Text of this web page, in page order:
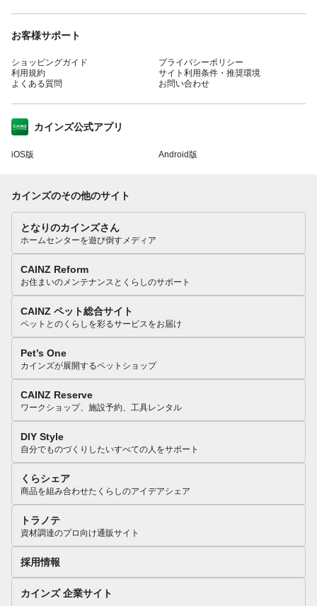
お客様サポート
ショッピングガイド
利用規約
よくある質問
プライバシーポリシー
サイト利用条件・推奨環境
お問い合わせ
カインズ公式アプリ
iOS版 Android版
カインズのその他のサイト
となりのカインズさん
ホームセンターを遊び倒すメディア
CAINZ Reform
お住まいのメンテナンスとくらしのサポート
CAINZ ペット総合サイト
ペットとのくらしを彩るサービスをお届け
Pet’s One
カインズが展開するペットショップ
CAINZ Reserve
ワークショップ、施設予約、工具レンタル
DIY Style
自分でものづくりしたいすべての人をサポート
くらシェア
商品を組み合わせたくらしのアイデアシェア
トラノテ
資材調達のプロ向け通販サイト
採用情報
カインズ 企業サイト